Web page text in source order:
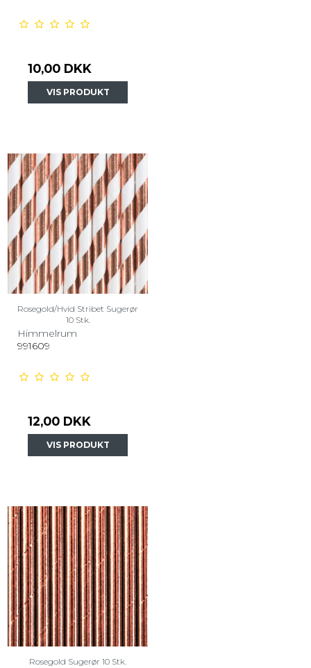
10,00 DKK
VIS PRODUKT
Rosegold/Hvid Stribet Sugerør
10 Stk.
Himmelrum
991609
12,00 DKK
VIS PRODUKT
Rosegold Sugerør 10 Stk.